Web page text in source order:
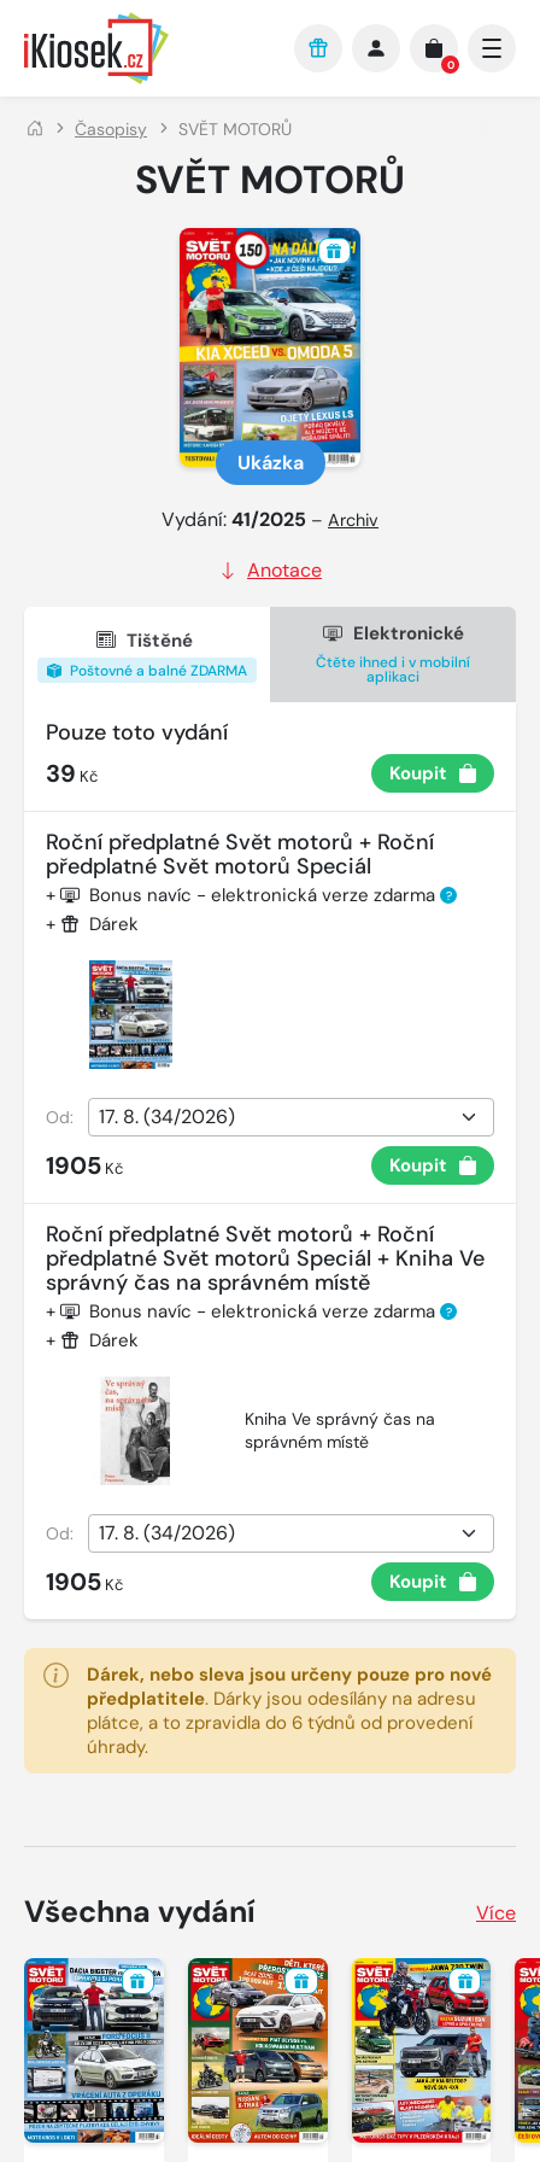
Přejít na hlavní obsah
0
Časopisy SVĚT MOTORŮ
SVĚT MOTORŮ
Ukázka
Vydání:41/2025 – Archiv
Anotace
Tištěné
Poštovné a balné ZDARMA
Elektronické
Čtěte ihned i v mobilní
aplikaci
Pouze toto vydání
39 Kč Koupit
Roční předplatné Svět motorů + Roční
předplatné Svět motorů Speciál
+ Bonus navíc - elektronická verze zdarma ?
+ Dárek
Od:
1905 Kč Koupit
Roční předplatné Svět motorů + Roční
předplatné Svět motorů Speciál + Kniha Ve
správný čas na správném místě
+ Bonus navíc - elektronická verze zdarma ?
+ Dárek
Kniha Ve správný čas na
správném místě
Od:
1905 Kč Koupit
Dárek, nebo sleva jsou určeny pouze pro nové
předplatitele. Dárky jsou odesílány na adresu
plátce, a to zpravidla do 6 týdnů od provedení
úhrady.
Všechna vydání Více